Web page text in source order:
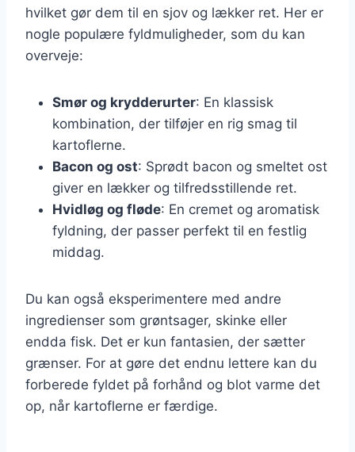
hvilket gør dem til en sjov og lækker ret. Her er
nogle populære fyldmuligheder, som du kan
overveje:
Smør og krydderurter: En klassisk
kombination, der tilføjer en rig smag til
kartoflerne.
Bacon og ost: Sprødt bacon og smeltet ost
giver en lækker og tilfredsstillende ret.
Hvidløg og fløde: En cremet og aromatisk
fyldning, der passer perfekt til en festlig
middag.
Du kan også eksperimentere med andre
ingredienser som grøntsager, skinke eller
endda fisk. Det er kun fantasien, der sætter
grænser. For at gøre det endnu lettere kan du
forberede fyldet på forhånd og blot varme det
op, når kartoflerne er færdige.